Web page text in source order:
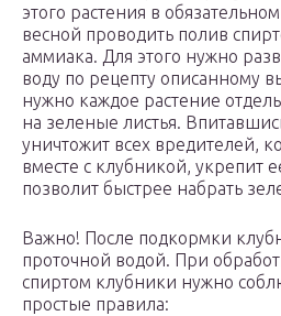
этого растения в
весной проводить полив
аммиака. Для этого нужно
воду по рецепту описанному
нужно каждое растение
на зеленые листья.
уничтожит всех вредителей,
вместе с клубникой, укрепит
позволит быстрее набрать
Важно! После подкормки
проточной водой. При
спиртом клубники нужно
простые правила: